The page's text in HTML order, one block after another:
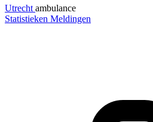
Utrecht ambulance
Statistieken Meldingen